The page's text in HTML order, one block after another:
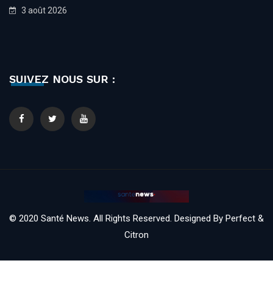
3 août 2026
SUIVEZ NOUS SUR :
© 2020 Santé News. All Rights Reserved. Designed By Perfect &
Citron